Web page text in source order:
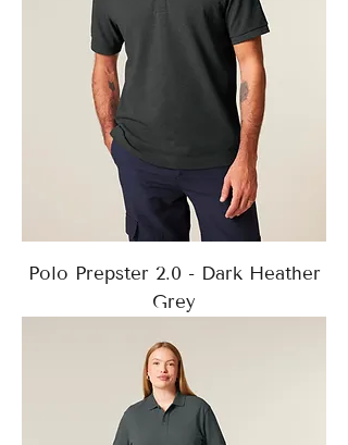
Polo Prepster 2.0 - Dark Heather
Grey